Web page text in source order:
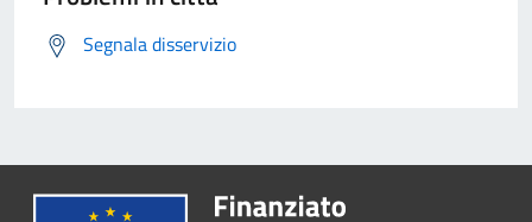
Segnala disservizio